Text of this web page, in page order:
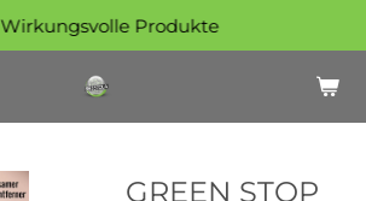
Wirkungsvolle Produkte
GREEN STOP